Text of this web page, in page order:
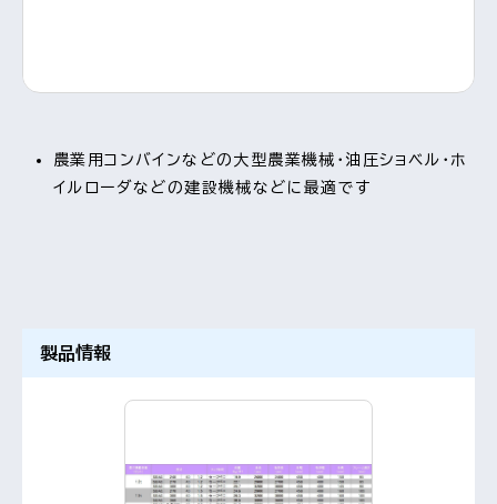
農業用コンバインなどの大型農業機械・油圧ショベル・ホ
イルローダなどの建設機械などに最適です
製品情報